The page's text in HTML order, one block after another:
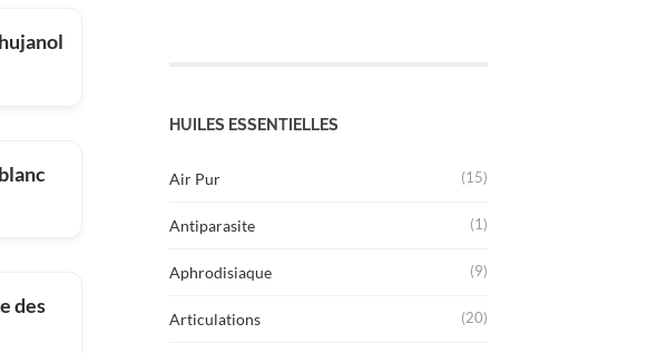
des
HUILES ESSENTIELLES
Air Pur (15)
Antiparasite (1)
Aphrodisiaque (9)
Articulations (20)